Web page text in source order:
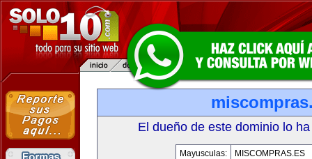
El dueño de este dominio lo
Mayusculas:
MISCOMPRAS.ES